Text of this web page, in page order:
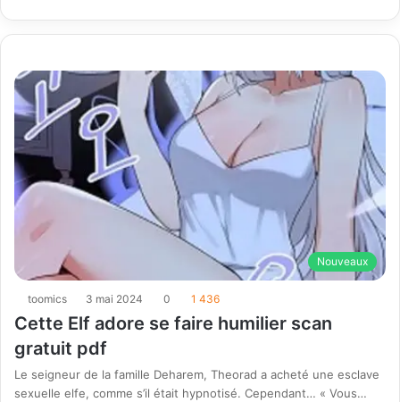
Nouveaux
toomics 3 mai 2024 0 1 436
Cette Elf adore se faire humilier scan
gratuit pdf
Le seigneur de la famille Deharem, Theorad a acheté une esclave
sexuelle elfe, comme s’il était hypnotisé. Cependant… « Vous…